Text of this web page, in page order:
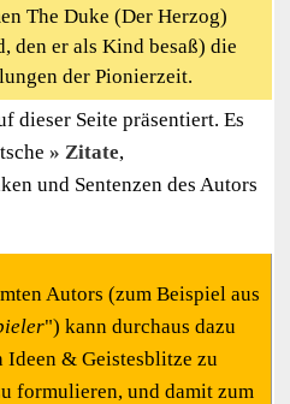
The Duke (Der Herzog)
den er als Kind besaß) die
der Pionierzeit.
dieser Seite präsentiert. Es
Zitate,
und Sentenzen des Autors
Autors (zum Beispiel aus
") kann durchaus dazu
& Geistesblitze zu
formulieren, und damit zum